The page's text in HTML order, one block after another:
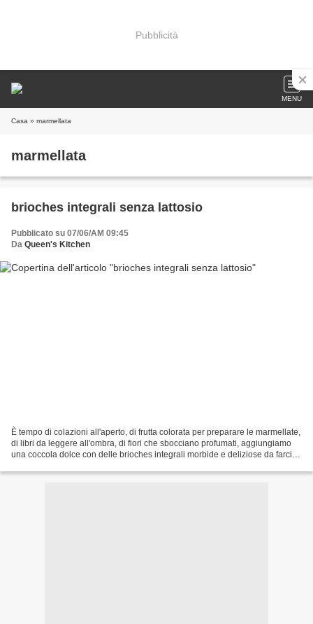
Pubblicità
MENU
Casa » marmellata
marmellata
brioches integrali senza lattosio
Pubblicato su 07/06/AM 09:45
Da Queen's Kitchen
È tempo di colazioni all'aperto, di frutta colorata per preparare le marmellate,
di libri da leggere all'ombra, di fiori che sbocciano profumati, aggiungiamo
una coccola dolce con delle brioches integrali morbide e deliziose da farcire